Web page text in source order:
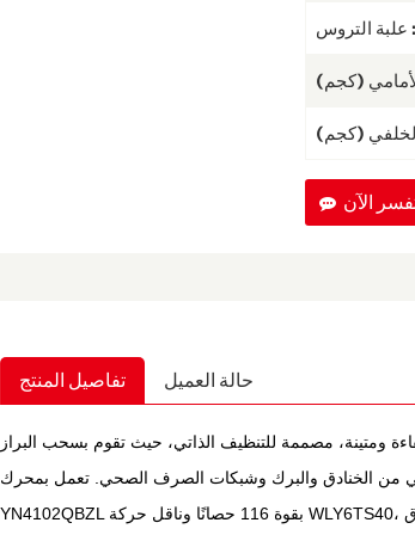
علبة التروس :
الآن
تفاصيل المنتج حالة العميل
ومتينة، مصممة للتنظيف الذاتي، حيث تقوم بسحب البراز
من الخنادق والبرك وشبكات الصرف الصحي. تعمل بمحرك